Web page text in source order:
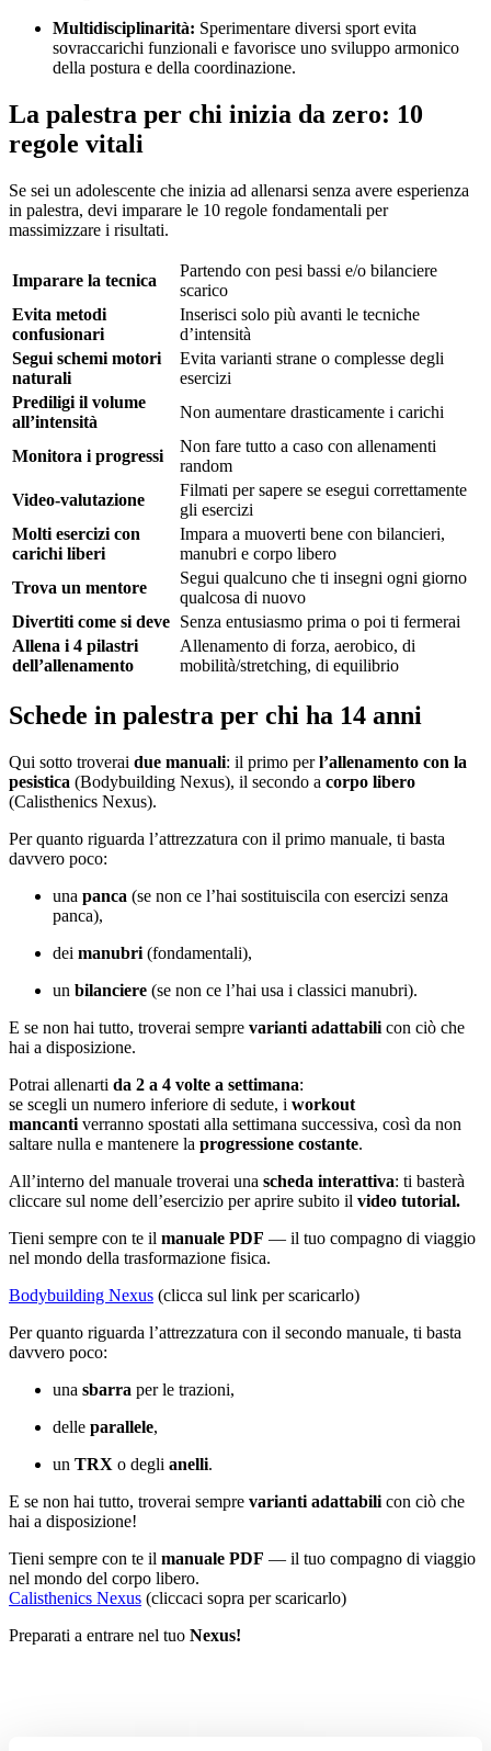
Multidisciplinarità: Sperimentare diversi sport evita
sovraccarichi funzionali e favorisce uno sviluppo armonico
della postura e della coordinazione.
La palestra per chi inizia da zero: 10
regole vitali
Se sei un adolescente che inizia ad allenarsi senza avere esperienza
in palestra, devi imparare le 10 regole fondamentali per
massimizzare i risultati.
Imparare la tecnica
Partendo con pesi bassi e/o bilanciere
scarico
Evita metodi
confusionari
Inserisci solo più avanti le tecniche
d’intensità
Segui schemi motori
naturali
Evita varianti strane o complesse degli
esercizi
Prediligi il volume
all’intensità
Non aumentare drasticamente i carichi
Monitora i progressi
Non fare tutto a caso con allenamenti
random
Video-valutazione
Filmati per sapere se esegui correttamente
gli esercizi
Molti esercizi con
carichi liberi
Impara a muoverti bene con bilancieri,
manubri e corpo libero
Trova un mentore
Segui qualcuno che ti insegni ogni giorno
qualcosa di nuovo
Divertiti come si deve Senza entusiasmo prima o poi ti fermerai
Allena i 4 pilastri
dell’allenamento
Allenamento di forza, aerobico, di
mobilità/stretching, di equilibrio
Schede in palestra per chi ha 14 anni
Qui sotto troverai due manuali: il primo perl’allenamento con la
pesistica (Bodybuilding Nexus), il secondo a corpo libero
(Calisthenics Nexus).
Per quanto riguarda l’attrezzatura con il primo manuale, ti basta
davvero poco:
una panca (se non ce l’hai sostituiscila con esercizi senza
panca),
dei manubri (fondamentali),
un bilanciere (se non ce l’hai usa i classici manubri).
E se non hai tutto, troverai sempre varianti adattabili con ciò che
hai a disposizione.
Potrai allenarti da 2 a 4 volte a settimana:
se scegli un numero inferiore di sedute, i workout
mancanti verranno spostati alla settimana successiva, così da non
saltare nulla e mantenere la progressione costante.
All’interno del manuale troverai una scheda interattiva: ti basterà
cliccare sul nome dell’esercizio per aprire subito il video tutorial.
Tieni sempre con te il manuale PDF — il tuo compagno di viaggio
nel mondo della trasformazione fisica.
Bodybuilding Nexus (clicca sul link per scaricarlo)
Per quanto riguarda l’attrezzatura con il secondo manuale, ti basta
davvero poco:
una sbarra per le trazioni,
delle parallele,
un TRX o degli anelli.
E se non hai tutto, troverai sempre varianti adattabili con ciò che
hai a disposizione!
Tieni sempre con te il manuale PDF — il tuo compagno di viaggio
nel mondo del corpo libero.
Calisthenics Nexus (cliccaci sopra per scaricarlo)
Preparati a entrare nel tuo Nexus!